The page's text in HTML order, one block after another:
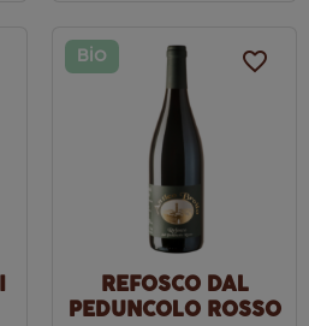
favorite_border
Bio
REFOSCO DAL
PEDUNCOLO ROSSO